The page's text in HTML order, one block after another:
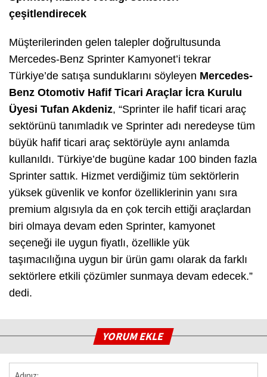
çeşitlendirecek
Müşterilerinden gelen talepler doğrultusunda
Mercedes-Benz Sprinter Kamyonet’i tekrar
Türkiye’de satışa sunduklarını söyleyen Mercedes-
Benz Otomotiv Hafif Ticari Araçlar İcra Kurulu
Üyesi Tufan Akdeniz, “Sprinter ile hafif ticari araç
sektörünü tanımladık ve Sprinter adı neredeyse tüm
büyük hafif ticari araç sektörüyle aynı anlamda
kullanıldı. Türkiye’de bugüne kadar 100 binden fazla
Sprinter sattık. Hizmet verdiğimiz tüm sektörlerin
yüksek güvenlik ve konfor özelliklerinin yanı sıra
premium algısıyla da en çok tercih ettiği araçlardan
biri olmaya devam eden Sprinter, kamyonet
seçeneği ile uygun fiyatlı, özellikle yük
taşımacılığına uygun bir ürün gamı olarak da farklı
sektörlere etkili çözümler sunmaya devam edecek.”
dedi.
YORUM EKLE